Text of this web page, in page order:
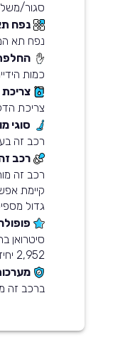
סגור/
נפח
נפח תא המטען של
כמות
צריכת הדלק
סוגי
רכב זה בעל 5 מושבים. קיימות גרסאות נוספות של הדגם עם
רכב
גדול
2,952 יחידות על הכביש
ברכב זה מותקנות 5